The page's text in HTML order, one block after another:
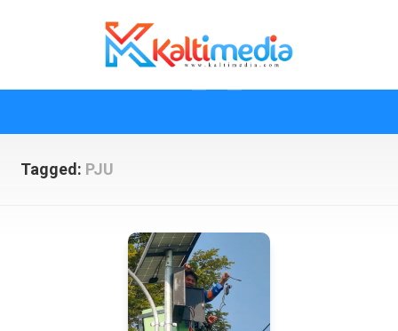
Tagged: PJU